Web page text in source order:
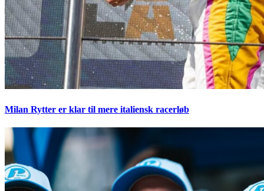
Milan Rytter er klar til mere italiensk racerløb